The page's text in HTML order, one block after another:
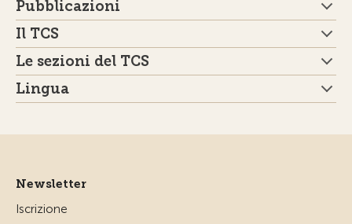
Pubblicazioni
Il TCS
Le sezioni del TCS
Lingua
Newsletter
Iscrizione